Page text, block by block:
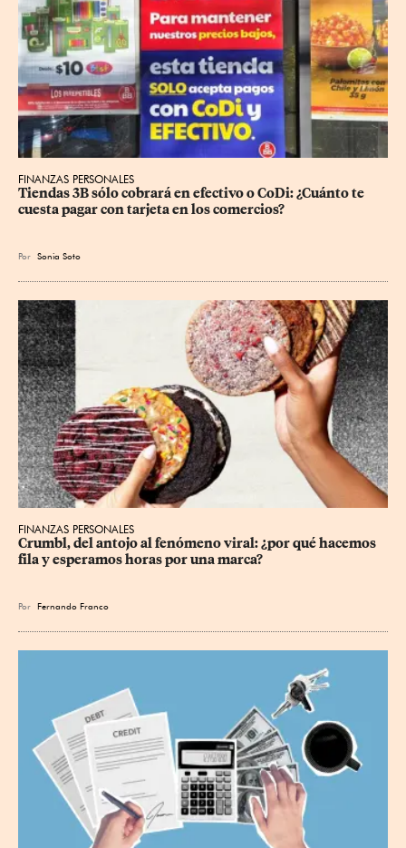
FINANZAS PERSONALES
Tiendas 3B sólo cobrará en efectivo o CoDi: ¿Cuánto te
cuesta pagar con tarjeta en los comercios?
Por Sonia Soto
FINANZAS PERSONALES
Crumbl, del antojo al fenómeno viral: ¿por qué hacemos
fila y esperamos horas por una marca?
Por Fernando Franco